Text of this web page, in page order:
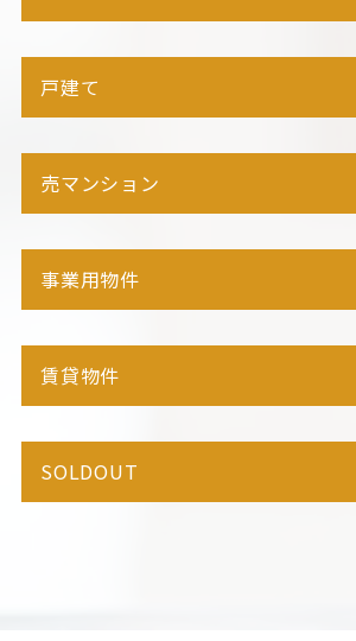
戸建て
売マンション
事業用物件
賃貸物件
SOLDOUT